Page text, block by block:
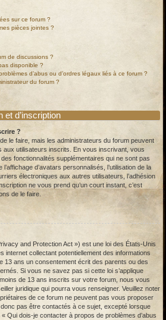
sur ce forum ?
pièces jointes ?
de discussions ?
disponible ?
d’abus ou d’ordres légaux liés à ce forum ?
du forum ?
et d’inscription
?
de le faire, mais les administrateurs du forum peuvent
aux utilisateurs inscrits. En vous inscrivant, vous
fonctionnalités supplémentaires qui ne sont pas
d’avatars personnalisés, l’utilisation de la
électroniques aux autres utilisateurs, l’adhésion
ne vous prend qu’un court instant, c’est
de le faire.
and Protection Act ») est une loi des États-Unis
internet collectant potentiellement des informations
13 ans un consentement écrit des parents ou des
Si vous ne savez pas si cette loi s’applique
de 13 ans inscrits sur votre forum, nous vous
juridique qui pourra vous renseigner. Veuillez noter
de ce forum ne peuvent pas vous proposer
pas être contactés à ce sujet, excepté lorsque
Qui dois-je contacter à propos de problèmes d’abus